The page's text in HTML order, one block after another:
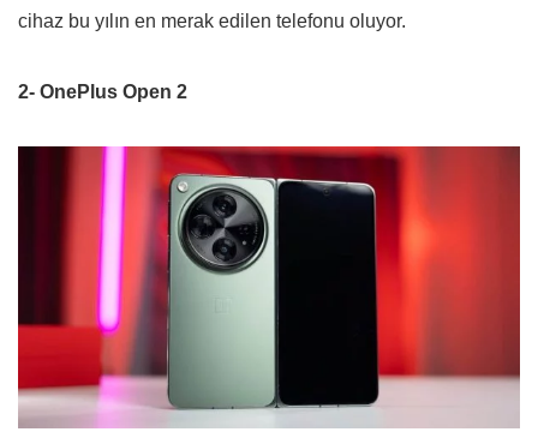
cihaz bu yılın en merak edilen telefonu oluyor.
2- OnePlus Open 2